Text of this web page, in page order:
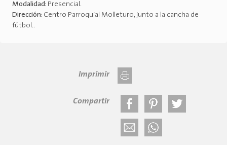
Modalidad: Presencial.
Dirección: Centro Parroquial Molleturo, junto a la cancha de
fútbol..
Imprimir
Compartir